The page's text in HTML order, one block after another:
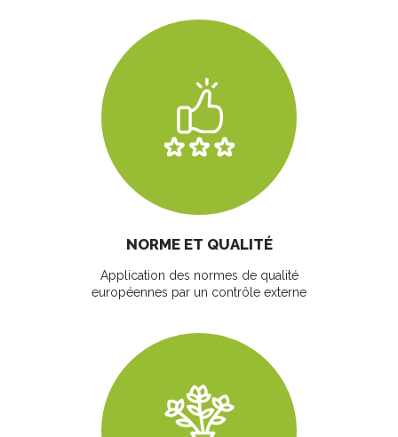
NORME ET QUALITÉ
Application des normes de qualité
européennes par un contrôle externe